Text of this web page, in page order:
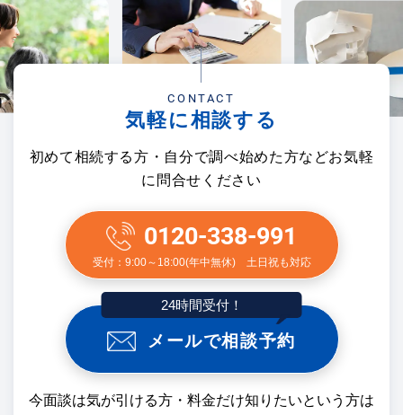
CONTACT
気軽に相談する
初めて相続する方・自分で調べ始めた方などお気軽
に問合せください
0120-338-991
受付：9:00～18:00(年中無休) 土日祝も対応
24時間受付！
メールで相談予約
今面談は気が引ける方・料金だけ知りたいという方は